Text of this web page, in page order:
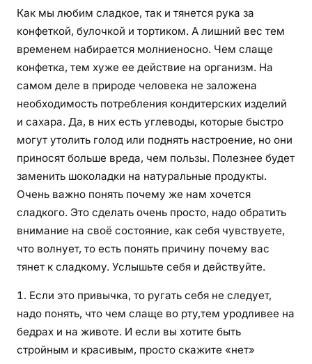
Как мы любим сладкое, так и тянется рука за
конфеткой, булочкой и тортиком. А лишний вес тем
временем набирается молниеносно. Чем слаще
конфетка, тем хуже ее действие на организм. На
самом деле в природе человека не заложена
необходимость потребления кондитерских изделий
и сахара. Да, в них есть углеводы, которые быстро
могут утолить голод или поднять настроение, но они
приносят больше вреда, чем пользы. Полезнее будет
заменить шоколадки на натуральные продукты.
Очень важно понять почему же нам хочется
сладкого. Это сделать очень просто, надо обратить
внимание на своё состояние, как себя чувствуете,
что волнует, то есть понять причину почему вас
тянет к сладкому. Услышьте себя и действуйте.
Если это привычка, то ругать себя не следует,
надо понять, что чем слаще во рту,тем уродливее на
бедрах и на животе. И если вы хотите быть
стройным и красивым, просто скажите «нет»